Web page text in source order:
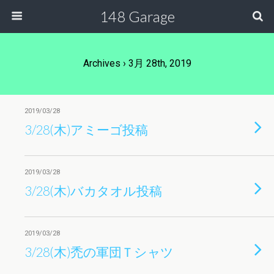
148 Garage
Archives › 3月 28th, 2019
2019/03/28
3/28(木)アミーゴ投稿
2019/03/28
3/28(木)バカタオル投稿
2019/03/28
3/28(木)禿の軍団Ｔシャツ